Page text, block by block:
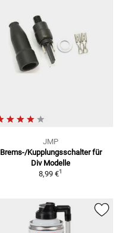
JMP
Brems-/Kupplungsschalter für
Div Modelle
8,99 €1